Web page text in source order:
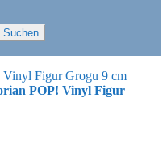
Suchen
POP! Vinyl Figur